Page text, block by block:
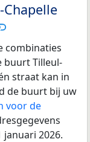
combinaties
buurt Tilleul-
straat kan in
de buurt bij uw
voor de
2026.